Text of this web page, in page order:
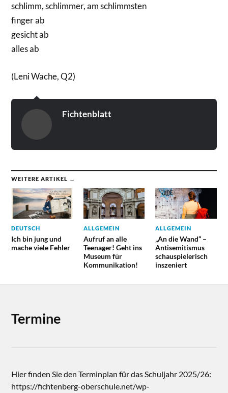
schlimm, schlimmer, am schlimmsten
finger ab
gesicht ab
alles ab
(Leni Wache, Q2)
Fichtenblatt
WEITERE ARTIKEL →
DEUTSCH
Ich bin jung und
mache viele Fehler
ALLGEMEIN
Aufruf an alle
Teenager! Geht ins
Museum für
Kommunikation!
ALLGEMEIN
„An die Wand“ –
Antisemitismus
schauspielerisch
inszeniert
Termine
Hier finden Sie den Terminplan für das Schuljahr 2025/26:
https://fichtenberg-oberschule.net/wp-